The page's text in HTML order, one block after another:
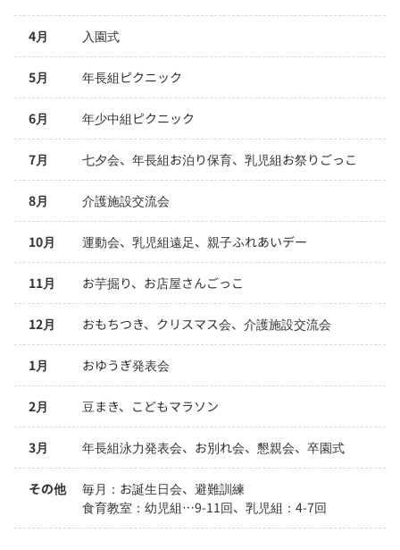
4月 入園式
5月 年長組ピクニック
6月 年少中組ピクニック
7月 七夕会、年長組お泊り保育、乳児組お祭りごっこ
8月 介護施設交流会
10月 運動会、乳児組遠足、親子ふれあいデー
11月 お芋掘り、お店屋さんごっこ
12月 おもちつき、クリスマス会、介護施設交流会
1月 おゆうぎ発表会
2月 豆まき、こどもマラソン
3月 年長組泳力発表会、お別れ会、懇親会、卒園式
その他
毎月：お誕生日会、避難訓練
食育教室：幼児組…9-11回、乳児組：4-7回